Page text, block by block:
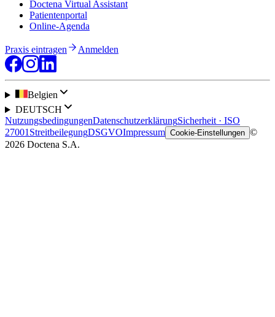
Doctena Virtual Assistant
Patientenportal
Online-Agenda
Praxis eintragen Anmelden
Belgien
DEUTSCH
NutzungsbedingungenDatenschutzerklärungSicherheit · ISO
27001 StreitbeilegungDSGVOImpressum Cookie-Einstellungen ©
2026 Doctena S.A.